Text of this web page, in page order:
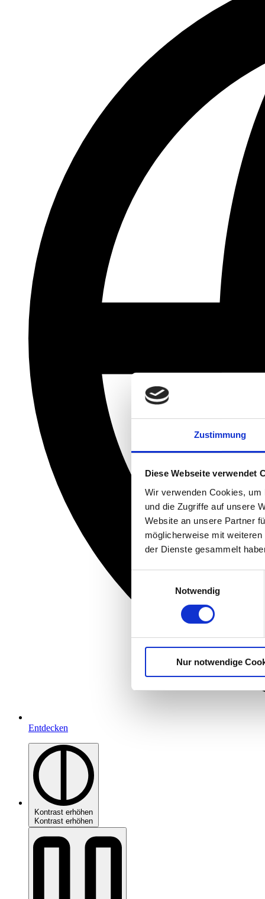
Zustimmung
Diese Webseite verwendet
Wir verwenden Cookies,
und die Zugriffe auf unsere
Website an unsere Partner
möglicherweise mit
der Dienste gesammelt
Notwendig
Nur notwendige
Entdecken
Kontrast erhöhen
Kontrast erhöhen